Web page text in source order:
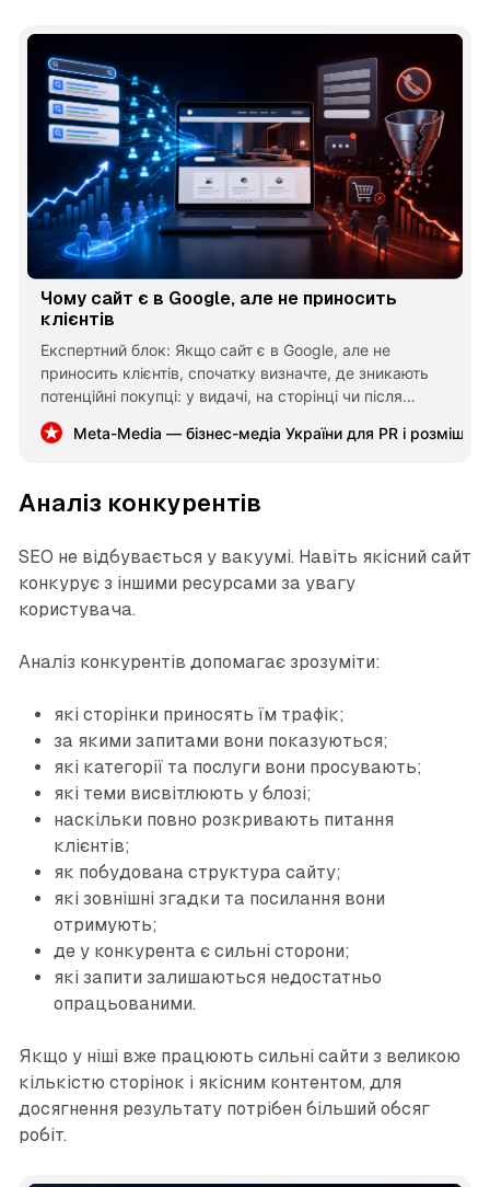
Чому сайт є в Google, але не приносить
клієнтів
Експертний блок: Якщо сайт є в Google, але не
приносить клієнтів, спочатку визначте, де зникають
потенційні покупці: у видачі, на сторінці чи після
звернення. Перевірте запити, пропозицію, контакти,
мобільну версію та обробку заявок. Збільшувати трафік
Meta-Media — бізнес-медіа України для PR і
Аналіз конкурентів
SEO не відбувається у вакуумі. Навіть якісний сайт
конкурує з іншими ресурсами за увагу
користувача.
Аналіз конкурентів допомагає зрозуміти:
які сторінки приносять їм трафік;
за якими запитами вони показуються;
які категорії та послуги вони просувають;
які теми висвітлюють у блозі;
наскільки повно розкривають питання
клієнтів;
як побудована структура сайту;
які зовнішні згадки та посилання вони
отримують;
де у конкурента є сильні сторони;
які запити залишаються недостатньо
опрацьованими.
Якщо у ніші вже працюють сильні сайти з великою
кількістю сторінок і якісним контентом, для
досягнення результату потрібен більший обсяг
робіт.